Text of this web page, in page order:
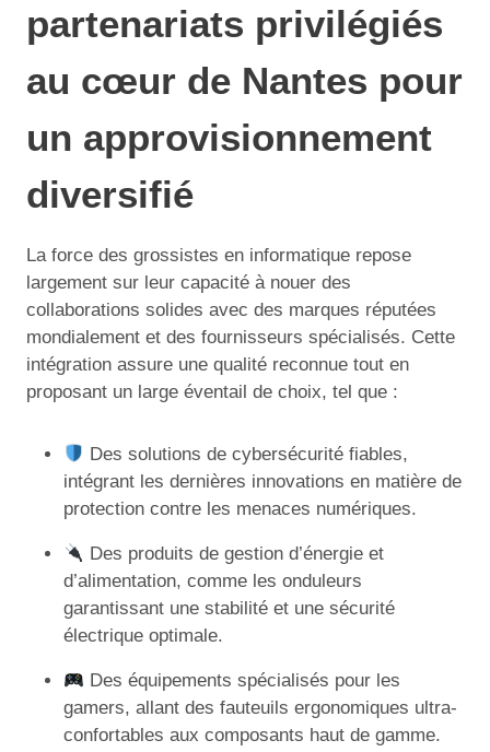
partenariats privilégiés
au cœur de Nantes pour
un approvisionnement
diversifié
La force des grossistes en informatique repose
largement sur leur capacité à nouer des
collaborations solides avec des marques réputées
mondialement et des fournisseurs spécialisés. Cette
intégration assure une qualité reconnue tout en
proposant un large éventail de choix, tel que :
Des solutions de cybersécurité fiables,
intégrant les dernières innovations en matière de
protection contre les menaces numériques.
Des produits de gestion d’énergie et
d’alimentation, comme les onduleurs
garantissant une stabilité et une sécurité
électrique optimale.
Des équipements spécialisés pour les
gamers, allant des fauteuils ergonomiques ultra-
confortables aux composants haut de gamme.